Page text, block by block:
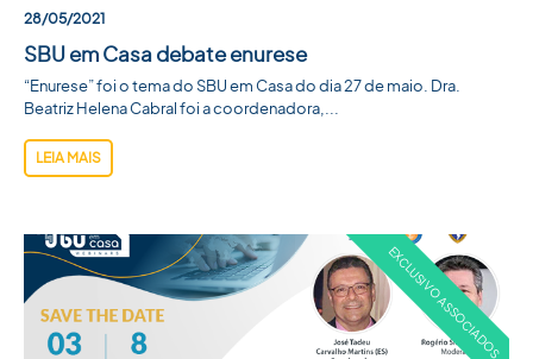
28/05/2021
SBU em Casa debate enurese
“Enurese” foi o tema do SBU em Casa do dia 27 de maio. Dra.
Beatriz Helena Cabral foi a coordenadora,...
LEIA MAIS